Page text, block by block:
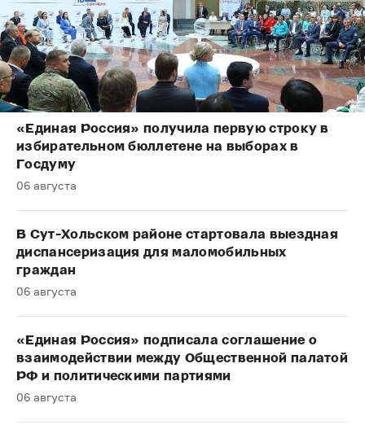
«Единая Россия» получила первую строку в
избирательном бюллетене на выборах в
Госдуму
06 августа
В Сут-Хольском районе стартовала выездная
диспансеризация для маломобильных
граждан
06 августа
«Единая Россия» подписала соглашение о
взаимодействии между Общественной палатой
РФ и политическими партиями
06 августа